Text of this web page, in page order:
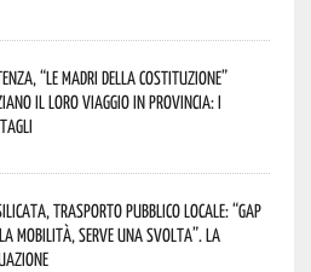
“Le Madri della Costituzione”
il loro viaggio in provincia: i
trasporto pubblico locale: “Gap
mobilità, serve una svolta”. La